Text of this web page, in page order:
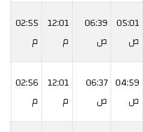
05:01
ص
06:39
ص
12:01
م
02:55
م
04:59
ص
06:37
ص
12:01
م
02:56
م